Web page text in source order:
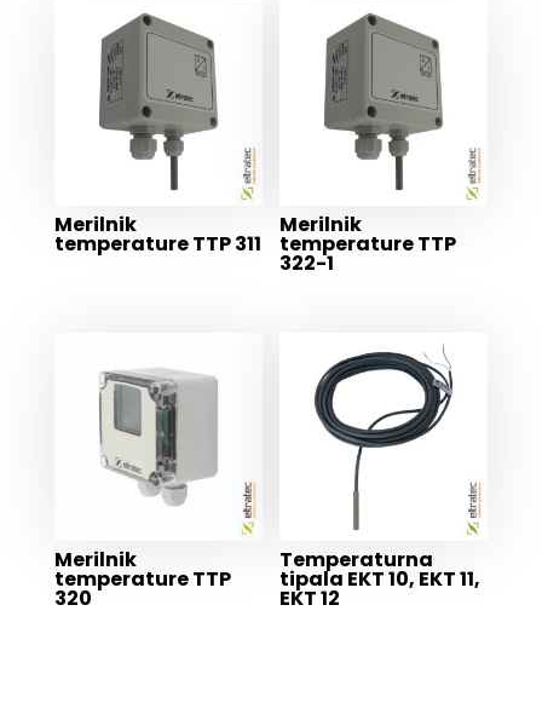
Merilnik
temperature TTP 311
Merilnik
temperature TTP
322-1
Merilnik
temperature TTP
320
Temperaturna
tipala EKT 10, EKT 11,
EKT 12